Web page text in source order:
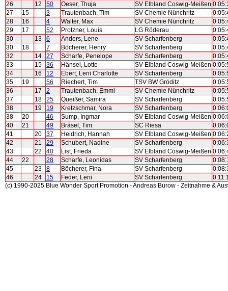
26
12 50 Oeser, Thuja SV Elbland Coswig-Meißen
27
15 3 Trautenbach, Tim SV Chemie Nünchritz
28
16 4 Walter, Max SV Chemie Nünchritz
29
17 52 Protzner, Louis LG Röderau
30
13 6 Anders, Lene SV Scharfenberg
30
18 7 Böcherer, Henry SV Scharfenberg
32
14 27 Scharfe, Penelope SV Scharfenberg
33
15 36 Hänsel, Lotte SV Elbland Coswig-Meißen
34
16 12 Ebert, Leni Charlotte SV Scharfenberg
35
19 56 Riechert, Tim TSV BW Gröditz
36
17 2 Trautenbach, Emmi SV Chemie Nünchritz
37
18 25 Queißer, Samira SV Scharfenberg
38
19 19 Kretzschmar, Nora SV Scharfenberg
38
20 46 Sump, Ingmar SV Elbland Coswig-Meißen
40
21 49 Bräsel, Tim SC Riesa
41
20 37 Heidrich, Hannah SV Elbland Coswig-Meißen
42
21 29 Schubert, Nadine SV Scharfenberg
43
22 40 List, Frieda SV Elbland Coswig-Meißen
44
22 28 Scharfe, Leonidas SV Scharfenberg
45
23 8 Böcherer, Fina SV Scharfenberg
46
24 15 Feder, Leni SV Scharfenberg
(c) 1990-2025 Blue Wonder Sport Promotion - Andreas Burow - Zeitnahme &